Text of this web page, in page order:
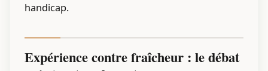
handicap.
Expérience contre fraîcheur : le débat